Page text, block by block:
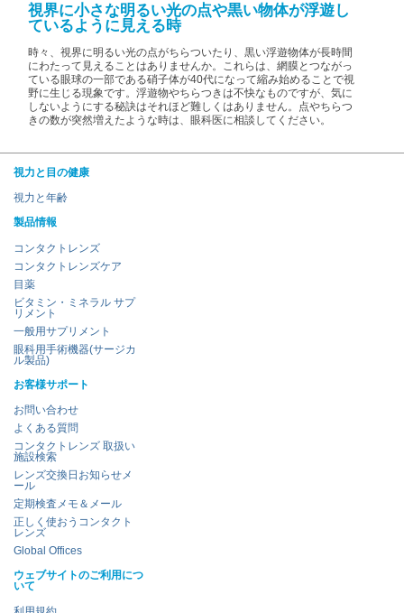
視界に小さな明るい光の点や黒い物体が浮遊し
ているように見える時
時々、視界に明るい光の点がちらついたり、黒い浮遊物体が長時間
にわたって見えることはありませんか。これらは、網膜とつながっ
ている眼球の一部である硝子体が40代になって縮み始めることで視
野に生じる現象です。浮遊物やちらつきは不快なものですが、気に
しないようにする秘訣はそれほど難しくはありません。点やちらつ
きの数が突然増えたような時は、眼科医に相談してください。
視力と目の健康
視力と年齢
製品情報
コンタクトレンズ
コンタクトレンズケア
目薬
ビタミン・ミネラル サプ
リメント
一般用サプリメント
眼科用手術機器(サージカ
ル製品)
お客様サポート
お問い合わせ
よくある質問
コンタクトレンズ 取扱い
施設検索
レンズ交換日お知らせメ
ール
定期検査メモ＆メール
正しく使おうコンタクト
レンズ
Global Offices
ウェブサイトのご利用につ
いて